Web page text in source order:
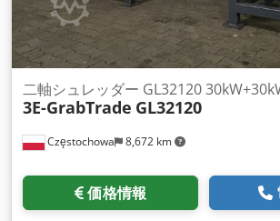
Częstochowa 8,672 km
二軸シュレッダー GL32120
3E-GrabTrade GL32120
価格情報